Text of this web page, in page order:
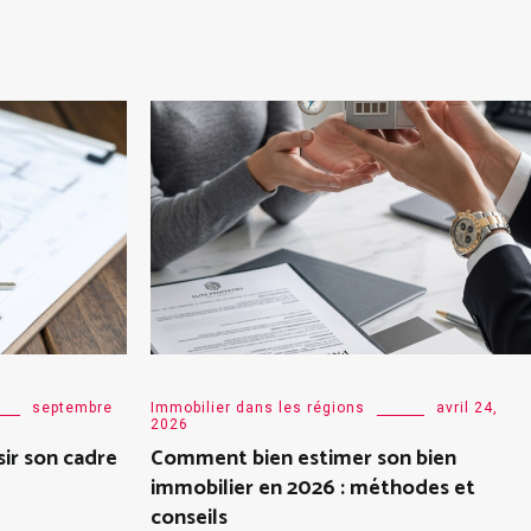
septembre
son cadre
Immobilier dans les régions
avril 24,
2026
Comment bien estimer son bien
immobilier en 2026 : méthodes et
conseils